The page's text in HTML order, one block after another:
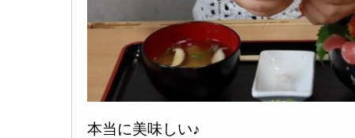
本当に美味しい♪